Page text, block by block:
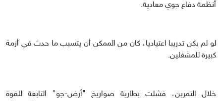
أنظمة دفاع جوي معادية.
لو لم يكن تدريبا اعتياديا، كان من الممكن أن يتسبب ما حدث في أزمة
كبيرة للمشغلين.
خلال التمرين، فشلت بطارية صواريخ "أرض-جو" التابعة للقوة